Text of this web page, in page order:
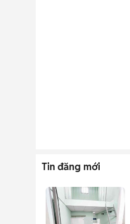
Tin đăng mới